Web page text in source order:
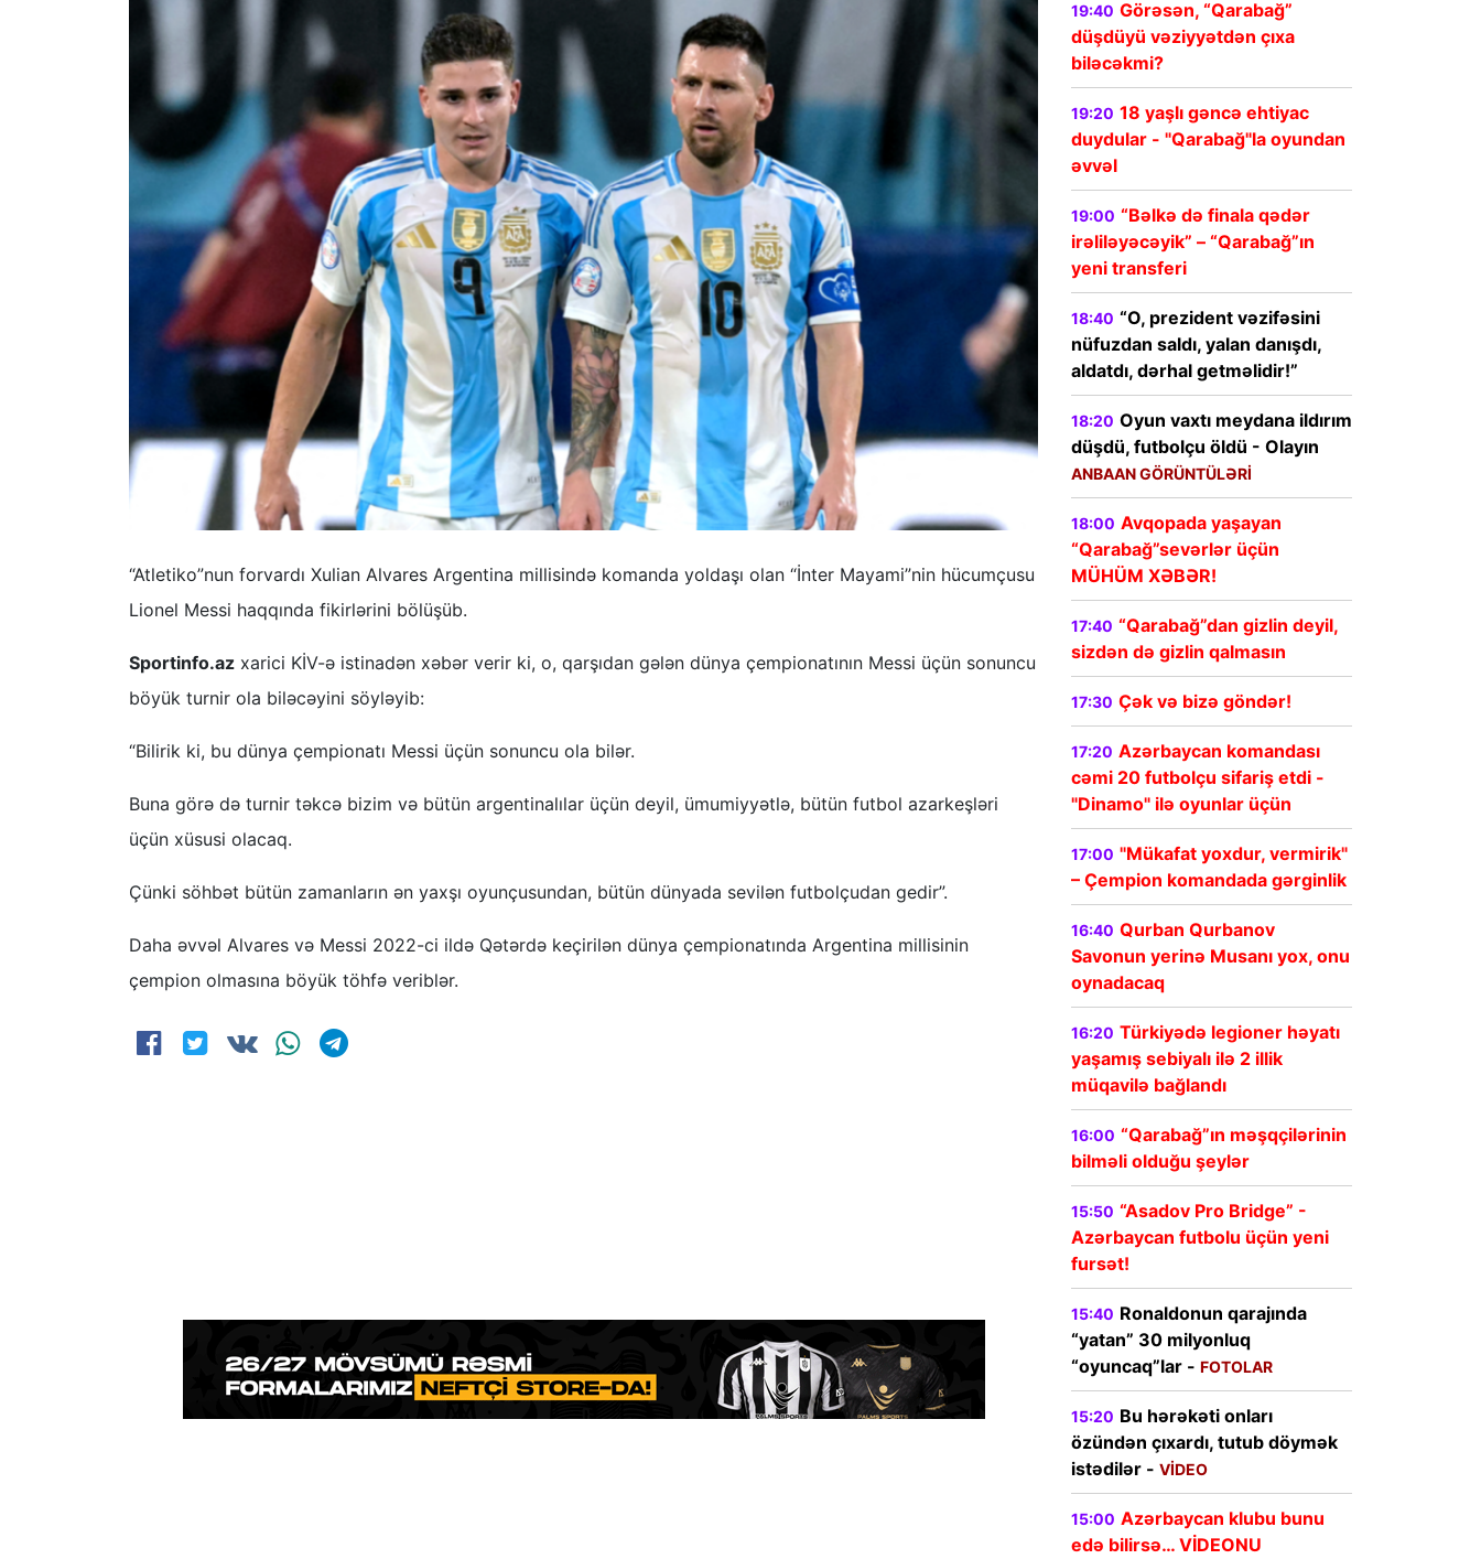
“Atletiko”nun forvardı Xulian Alvares Argentina millisində komanda yoldaşı olan “İnter Mayami”nin hücumçusu
Lionel Messi haqqında fikirlərini bölüşüb.
Sportinfo.az xarici KİV-ə istinadən xəbər verir ki, o, qarşıdan gələn dünya çempionatının Messi üçün sonuncu
böyük turnir ola biləcəyini söyləyib:
“Bilirik ki, bu dünya çempionatı Messi üçün sonuncu ola bilər.
Buna görə də turnir təkcə bizim və bütün argentinalılar üçün deyil, ümumiyyətlə, bütün futbol azarkeşləri
üçün xüsusi olacaq.
Çünki söhbət bütün zamanların ən yaxşı oyunçusundan, bütün dünyada sevilən futbolçudan gedir”.
Daha əvvəl Alvares və Messi 2022-ci ildə Qətərdə keçirilən dünya çempionatında Argentina millisinin
çempion olmasına böyük töhfə veriblər.
19:40 Görəsən, “Qarabağ”
düşdüyü vəziyyətdən çıxa
biləcəkmi?
19:20 18 yaşlı gəncə ehtiyac
duydular - "Qarabağ"la oyundan
əvvəl
19:00 “Bəlkə də finala qədər
irəliləyəcəyik” – “Qarabağ”ın
yeni transferi
18:40 “O, prezident vəzifəsini
nüfuzdan saldı, yalan danışdı,
aldatdı, dərhal getməlidir!”
18:20 Oyun vaxtı meydana ildırım
düşdü, futbolçu öldü - Olayın
ANBAAN GÖRÜNTÜLƏRİ
18:00 Avqopada yaşayan
“Qarabağ”sevərlər üçün
MÜHÜM XƏBƏR!
17:40 “Qarabağ”dan gizlin deyil,
sizdən də gizlin qalmasın
17:30 Çək və bizə göndər!
17:20 Azərbaycan komandası
cəmi 20 futbolçu sifariş etdi -
"Dinamo" ilə oyunlar üçün
17:00 "Mükafat yoxdur, vermirik"
– Çempion komandada gərginlik
16:40 Qurban Qurbanov
Savonun yerinə Musanı yox, onu
oynadacaq
16:20 Türkiyədə legioner həyatı
yaşamış sebiyalı ilə 2 illik
müqavilə bağlandı
16:00 “Qarabağ”ın məşqçilərinin
bilməli olduğu şeylər
15:50 “Asadov Pro Bridge” -
Azərbaycan futbolu üçün yeni
fursət!
15:40 Ronaldonun qarajında
“yatan” 30 milyonluq
“oyuncaq”lar - FOTOLAR
15:20 Bu hərəkəti onları
özündən çıxardı, tutub döymək
istədilər - VİDEO
15:00 Azərbaycan klubu bunu
edə bilirsə… VİDEONU